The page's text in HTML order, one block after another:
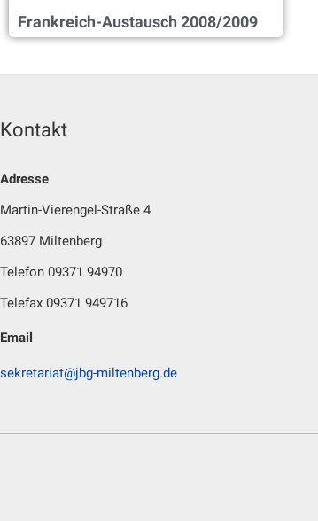
Frankreich-Austausch 2008/2009
Kontakt
Adresse
Martin-Vierengel-Straße 4
63897 Miltenberg
Telefon 09371 94970
Telefax 09371 949716
Email
sekretariat@jbg-miltenberg.de